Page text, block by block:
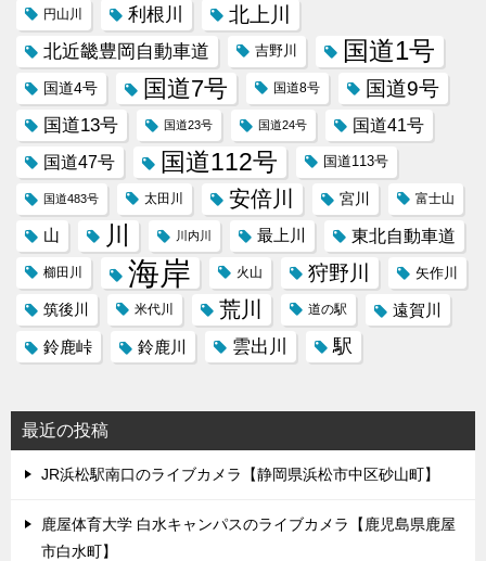
円山川 利根川 北上川
北近畿豊岡自動車道 吉野川 国道1号
国道4号 国道7号 国道8号 国道9号
国道13号 国道23号 国道24号 国道41号
国道47号 国道112号 国道113号
国道483号 太田川 安倍川 宮川 富士山
山 川 川内川 最上川 東北自動車道
櫛田川 海岸 火山 狩野川 矢作川
筑後川 米代川 荒川 道の駅
遠賀川
鈴鹿峠
鈴鹿川 雲出川 駅
最近の投稿
JR浜松駅南口のライブカメラ【静岡県浜松市中区砂山町】
鹿屋体育大学 白水キャンパスのライブカメラ【鹿児島県鹿屋
市白水町】